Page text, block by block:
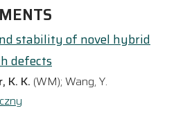
stability of novel hybrid
defects
K. K. (WM); Wang, Y.